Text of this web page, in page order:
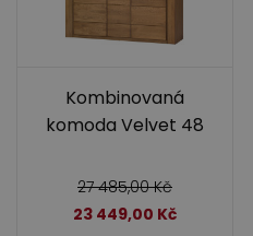
Kombinovaná
komoda Velvet 48
27 485,00Kč
23 449,00 Kč